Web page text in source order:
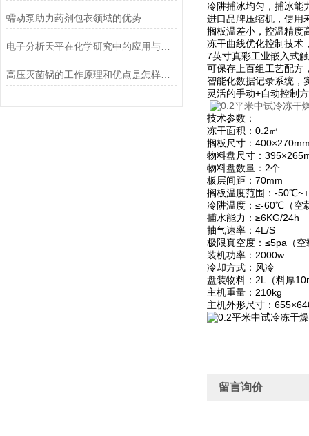
蠕动泵助力药剂包衣领域的优势
电子分析天平在化学研究中的应用与优势说明
高压灭菌锅的工作原理和优点是怎样的？
冷阱捕冰均匀，捕冰能
进口品牌压缩机，使用
搁板温差小，控温精度
冻干曲线优化控制技术
7英寸真彩工业嵌入式
可保存上百组工艺配方
智能化数据记录系统，
灵活的手动+自动控制
技术参数：
冻干面积：0.2㎡
搁板尺寸：
物料盘尺寸：
物料盘数量：2个
板层间距：70mm
搁板温度范围：-
冷阱温度：≤-60℃（空
捕水能力：≥6KG/24h
抽气速率：4L/S
极限真空度：≤5pa（空
装机功率：2000w
冷却方式：风冷
盘装物料：2L（料厚
主机重量：210kg
主机外形尺寸：
留言询价